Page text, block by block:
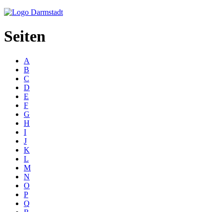
Seiten
A
B
C
D
E
F
G
H
I
J
K
L
M
N
O
P
Q